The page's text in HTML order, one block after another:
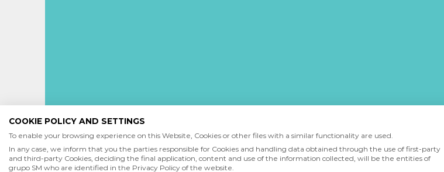
COOKIE POLICY AND SETTINGS
To enable your browsing experience on this Website, Cookies or other files with a similar functionality are used.
In any case, we inform that you the parties responsible for Cookies and handling data obtained through the use of first-party
and third-party Cookies, deciding the final application, content and use of the information collected, will be the entities of
grupo SM who are identified in the Privacy Policy of the website.